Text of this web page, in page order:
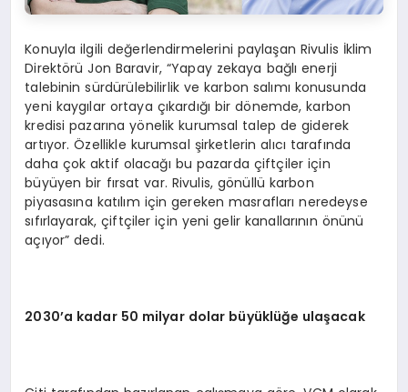
Konuyla ilgili değerlendirmelerini paylaşan Rivulis İklim
Direktörü Jon Baravir, “Yapay zekaya bağlı enerji
talebinin sürdürülebilirlik ve karbon salımı konusunda
yeni kaygılar ortaya çıkardığı bir dönemde, karbon
kredisi pazarına yönelik kurumsal talep de giderek
artıyor. Özellikle kurumsal şirketlerin alıcı tarafında
daha çok aktif olacağı bu pazarda çiftçiler için
büyüyen bir fırsat var. Rivulis, gönüllü karbon
piyasasına katılım için gereken masrafları neredeyse
sıfırlayarak, çiftçiler için yeni gelir kanallarının önünü
açıyor” dedi.
2030’a kadar 50 milyar dolar büyüklüğe ulaşacak